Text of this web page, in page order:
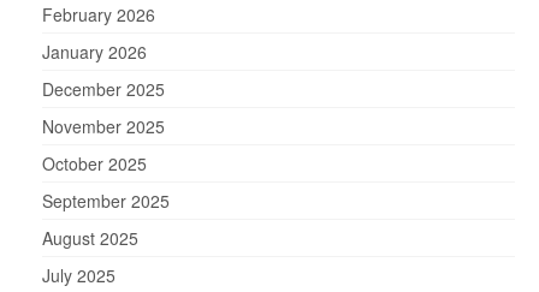
February 2026
January 2026
December 2025
November 2025
October 2025
September 2025
August 2025
July 2025